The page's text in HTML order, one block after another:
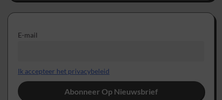
E-mail
Ik accepteer het privacybeleid